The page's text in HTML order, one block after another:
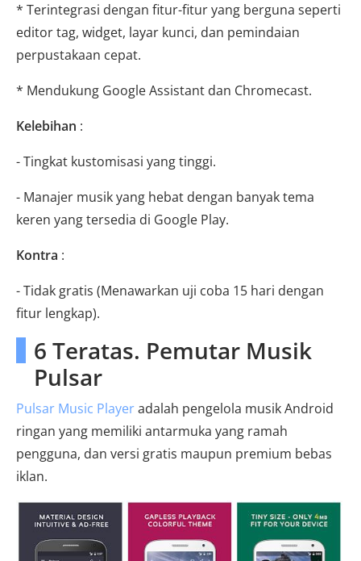
* Terintegrasi dengan fitur-fitur yang berguna seperti
editor tag, widget, layar kunci, dan pemindaian
perpustakaan cepat.
* Mendukung Google Assistant dan Chromecast.
Kelebihan :
- Tingkat kustomisasi yang tinggi.
- Manajer musik yang hebat dengan banyak tema
keren yang tersedia di Google Play.
Kontra :
- Tidak gratis (Menawarkan uji coba 15 hari dengan
fitur lengkap).
6 Teratas. Pemutar Musik
Pulsar
Pulsar Music Playeradalah pengelola musik Android
ringan yang memiliki antarmuka yang ramah
pengguna, dan versi gratis maupun premium bebas
iklan.